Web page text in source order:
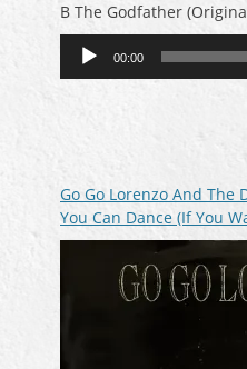
B The Godfather
ー
00:00
Go Go Lorenzo And The
You Can Dance (If You